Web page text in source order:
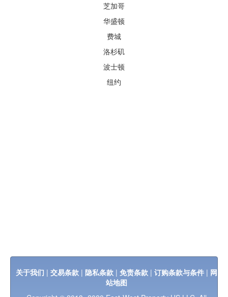
芝加哥
华盛顿
费城
洛杉矶
波士顿
纽约
关于我们 | 交易条款 | 隐私条款 | 免责条款 | 订购条款与条件 | 网
站地图